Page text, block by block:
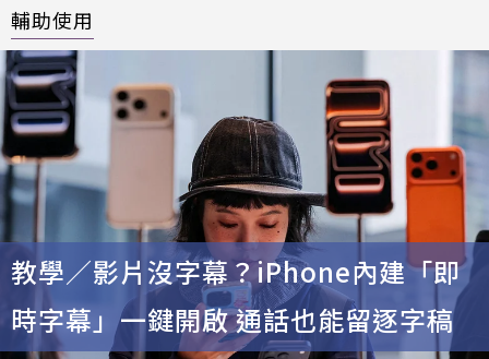
輔助使用
教學／影片沒字幕？iPhone內建「即
時字幕」一鍵開啟 通話也能留逐字稿